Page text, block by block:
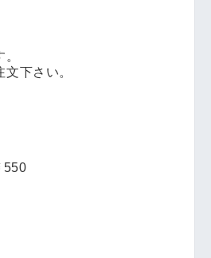
下さい。
550